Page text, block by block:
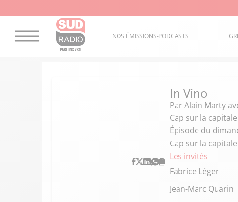
NOS ÉMISSIONS-PODCASTS
In Vino
Par Alain Marty
Cap sur la
Épisode du
Cap sur la
Les invités
Fabrice Léger
Jean-Marc Quarin